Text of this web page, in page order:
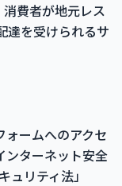
費者が地元レス
達を受けられるサ
ームへのアクセ
ンターネット安全
リティ法」